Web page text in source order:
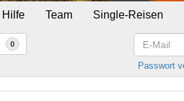
Hilfe Team Single-Reisen
0
E-
Mail
Passwort